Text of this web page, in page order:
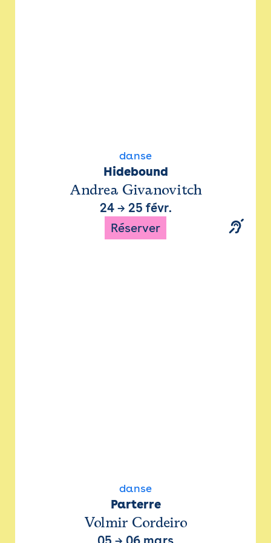
danse
Hidebound
Andrea Givanovitch
24→ 25 févr.
Réserver
danse
Parterre
Volmir Cordeiro